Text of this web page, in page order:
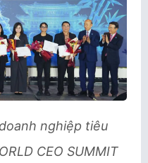
nghiệp tiêu
CEO SUMMIT